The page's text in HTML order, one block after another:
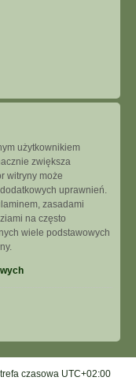
użytkownikiem
zwiększa
witryny może
uprawnień.
zasadami
na często
wiele podstawowych
czasowa UTC+02:00